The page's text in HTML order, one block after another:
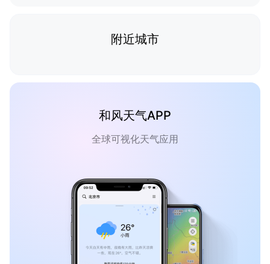
附近城市
和风天气APP
全球可视化天气应用